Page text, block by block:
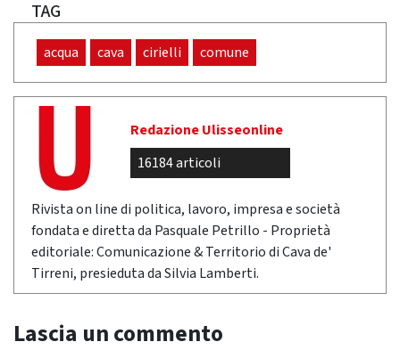
TAG
acqua cava cirielli comune
Redazione Ulisseonline
16184 articoli
Rivista on line di politica, lavoro, impresa e società
fondata e diretta da Pasquale Petrillo - Proprietà
editoriale: Comunicazione & Territorio di Cava de'
Tirreni, presieduta da Silvia Lamberti.
Lascia un commento